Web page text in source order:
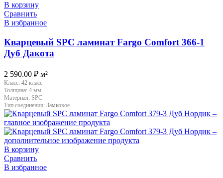
В корзину
Сравнить
В избранное
Кварцевый SPC ламинат Fargo Comfort 366-1
Дуб Дакота
2 590.00 ₽ м²
Класс: 42 класс
Толщина: 4 мм
Материал: SPC
Тип соединения: Замковое
В корзину
Сравнить
В избранное